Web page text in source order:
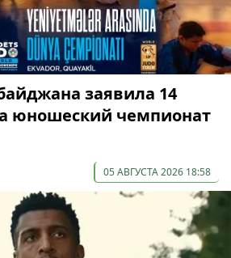
заявила 14
юношеский чемпионат
05 АВГУСТА 2026 18:58